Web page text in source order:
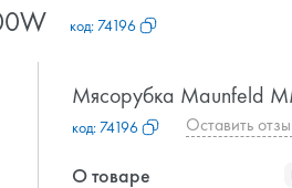
код: 74196
Мясорубка Maunfeld
код: 74196 Оставить
О товаре